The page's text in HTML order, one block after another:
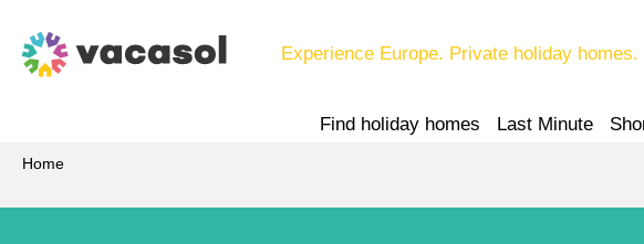
Experience Europe. Private holiday homes.
Find holiday homes Last Minute
Home